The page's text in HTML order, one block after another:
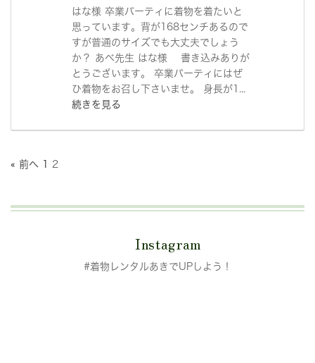
はな様 卒業パーティに着物を着たいと
思っています。背が168センチあるので
すが普通のサイズでも大丈夫でしょう
か？ あべ先生 はな様 書き込みありが
とうございます。 卒業パーティにはぜ
ひ着物をお召し下さいませ。 身長が1...
続きを見る
« 前へ 2
Instagram
#着物レンタルあきでUPしよう！